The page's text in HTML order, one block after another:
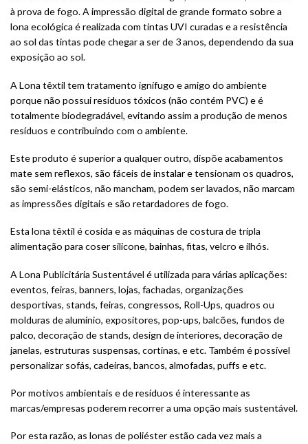
à prova de fogo. A impressão digital de grande formato sobre a
lona ecológica é realizada com tintas UVI curadas e a resistência
ao sol das tintas pode chegar a ser de 3 anos, dependendo da sua
exposição ao sol.
A Lona têxtil tem tratamento ignífugo e amigo do ambiente
porque não possui resíduos tóxicos (não contém PVC) e é
totalmente biodegradável, evitando assim a produção de menos
resíduos e contribuindo com o ambiente.
Este produto é superior a qualquer outro, dispõe acabamentos
mate sem reflexos, são fáceis de instalar e tensionam os quadros,
são semi-elásticos, não mancham, podem ser lavados, não marcam
as impressões digitais e são retardadores de fogo.
Esta lona têxtil é cosida e as máquinas de costura de tripla
alimentação para coser silicone, bainhas, fitas, velcro e ilhós.
A Lona Publicitária Sustentável é utilizada para várias aplicações:
eventos, feiras, banners, lojas, fachadas, organizações
desportivas, stands, feiras, congressos, Roll-Ups, quadros ou
molduras de alumínio, expositores, pop-ups, balcões, fundos de
palco, decoração de stands, design de interiores, decoração de
janelas, estruturas suspensas, cortinas, e etc. Também é possível
personalizar sofás, cadeiras, bancos, almofadas, puffs e etc.
Por motivos ambientais e de resíduos é interessante as
marcas/empresas poderem recorrer a uma opção mais sustentável.
Por esta razão, as lonas de poliéster estão cada vez mais a